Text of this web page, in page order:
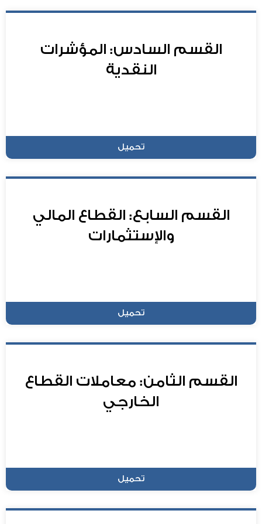
القسم السادس: المؤشرات
النقدية
تحميل
القسم السابع: القطاع المالي
والإستثمارات
تحميل
القسم الثامن: معاملات القطاع
الخارجي
تحميل